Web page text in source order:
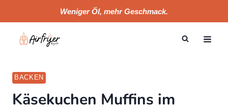
to
content
Weniger Öl, mehr Geschmack.
BACKEN
Käsekuchen Muffins im